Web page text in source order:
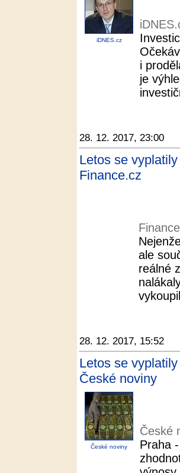
iDNES.cz
i
je
28. 12. 2017, 23:00
Letos se
Finance.cz
ale
reálné
28. 12. 2017, 15:52
Letos se
České noviny
České noviny
České
Praha